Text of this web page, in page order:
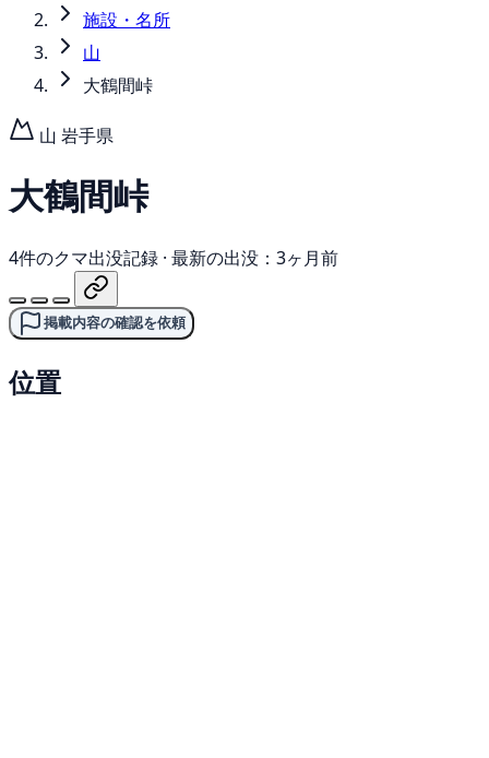
施設・名所
山
大鶴間峠
山 岩手県
大鶴間峠
4件のクマ出没記録 · 最新の出没：3ヶ月前
掲載内容の確認を依頼
位置